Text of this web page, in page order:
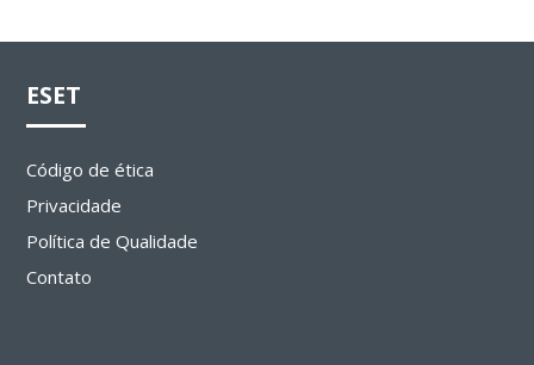
ESET
Código de ética
Privacidade
Política de Qualidade
Contato